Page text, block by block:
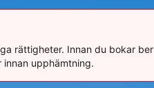
rättigheter. Innan du bokar ber
upphämtning.